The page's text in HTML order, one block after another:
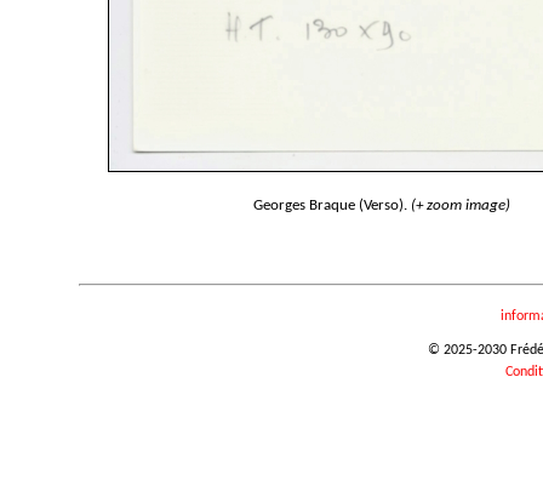
Georges Braque (Verso). (+ zoom image)
© 2025-2030